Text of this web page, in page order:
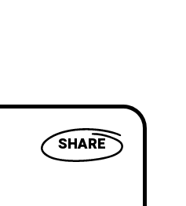
SHARE